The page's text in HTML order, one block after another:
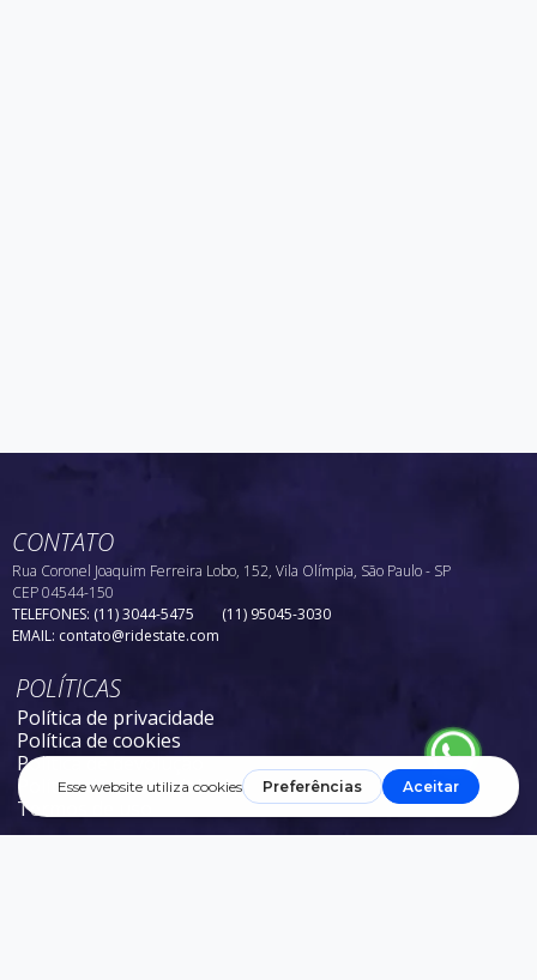
CONTATO
Rua Coronel Joaquim Ferreira Lobo, 152, Vila Olímpia, São Paulo - SP
CEP 04544-150
TELEFONES: (11) 3044-5475
(11) 95045-3030
EMAIL: contato@ridestate.com
POLÍTICAS
Política de privacidade
Política de cookies
Política de devolução
Política de uso aceitável
Termos de uso